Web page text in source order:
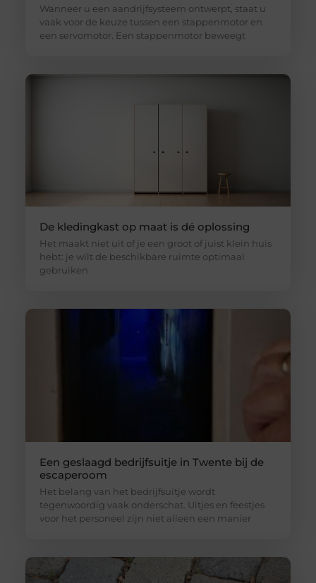
Wanneer u een aandrijfsysteem ontwerpt, staat u
vaak voor de keuze tussen een stappenmotor en
een servomotor. Een stappenmotor beweegt
De kledingkast op maat is dé oplossing
Het maakt niet uit of je een groot of juist klein huis
hebt: je wilt de beschikbare ruimte optimaal
gebruiken
Een geslaagd bedrijfsuitje in Twente bij de
escaperoom
Het belang van het bedrijfsuitje wordt
tegenwoordig vaak onderschat. Uitjes en feestjes
voor het personeel zijn niet alleen een manier